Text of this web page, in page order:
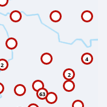
4
2
63
2